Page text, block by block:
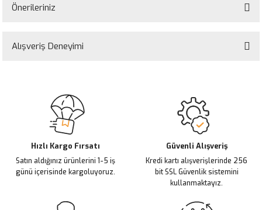
Önerileriniz
yetersiz gördüğünüz noktaları öneri formunu kullanarak tarafımıza
Ürün resmi kalitesiz, bozuk veya görüntülenemiyor.
Ürün açıklamasında eksik bilgiler bulunuyor.
Ürün bilgilerinde hatalar bulunuyor.
Ürün fiyatı diğer sitelerden daha pahalı.
Bu ürüne benzer farklı alternatifler olmalı.
Alışveriş Deneyimi
Hızlı Kargo Fırsatı
Satın aldığınız ürünlerini 1-5 iş
günü içerisinde kargoluyoruz.
Güvenli Alışveriş
Kredi kartı alışverişlerinde 256
bit SSL Güvenlik sistemini
kullanmaktayız.